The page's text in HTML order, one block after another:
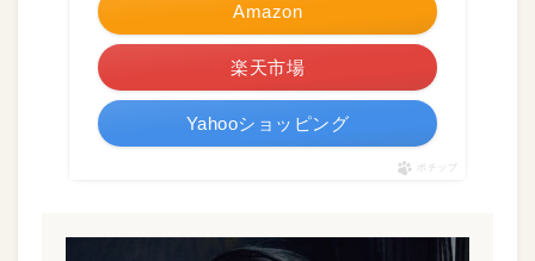
Amazon
楽天市場
Yahooショッピング
ポチップ